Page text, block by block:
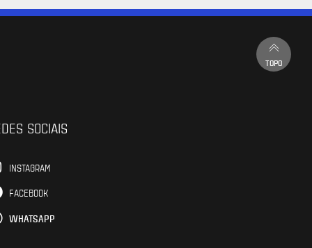
TOPO
SOCIAIS
INSTAGRAM
FACEBOOK
WHATSAPP